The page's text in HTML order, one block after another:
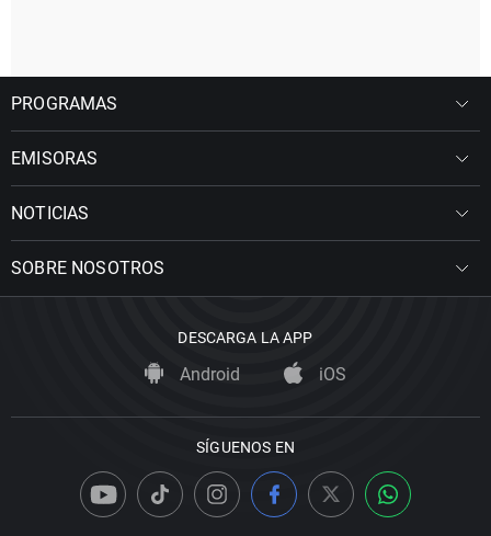
PROGRAMAS
EMISORAS
NOTICIAS
SOBRE NOSOTROS
DESCARGA LA APP
Android iOS
SÍGUENOS EN